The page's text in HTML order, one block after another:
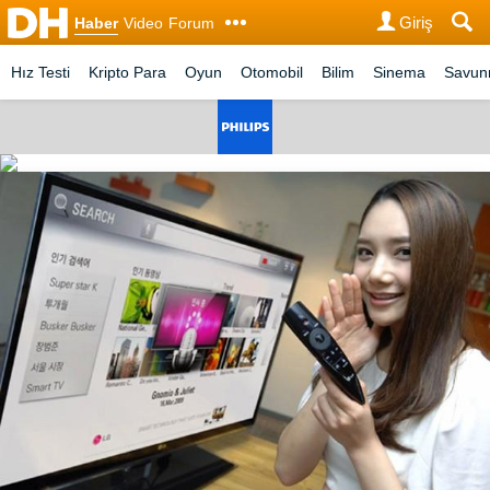
Haber Video Forum Giriş
Hız Testi Kripto Para Oyun Otomobil Bilim Sinema